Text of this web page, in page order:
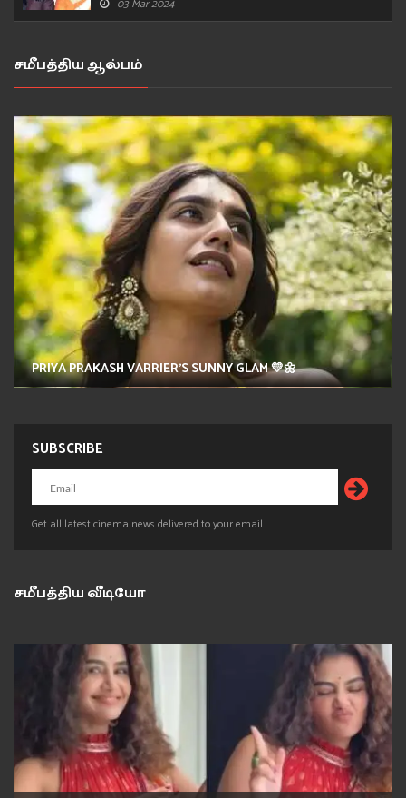
03 Mar 2024
சமீபத்திய ஆல்பம்
PRIYA PRAKASH VARRIER'S SUNNY GLAM 💛🌼
SHRUTI HAASAN'S GLAM QUEEN ERA💜😍
SUBSCRIBE
Get all latest cinema news delivered to your email.
சமீபத்திய வீடியோ